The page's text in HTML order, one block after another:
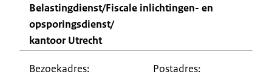
Belastingdienst/Fiscale inlichtingen- en
opsporingsdienst/
kantoor Utrecht
Bezoekadres: Postadres: